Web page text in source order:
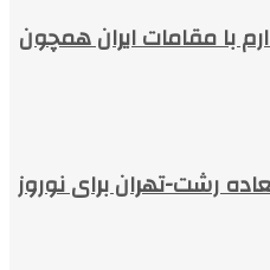
با مقامات ایران همچون
رشت-تهران برای نوروز